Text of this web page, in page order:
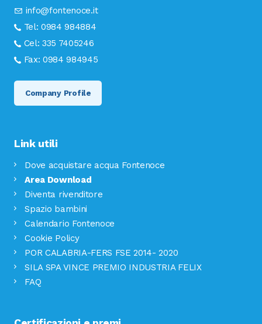
info@fontenoce.it
Tel:0984 984884
Cel:335 7405246
Fax:0984 984945
Company Profile
Link utili
Dove acquistare acqua Fontenoce
Area Download
Diventa rivenditore
Spazio bambini
Calendario Fontenoce
Cookie Policy
POR CALABRIA-FERS FSE 2014- 2020
SILA SPA VINCE PREMIO INDUSTRIA FELIX
FAQ